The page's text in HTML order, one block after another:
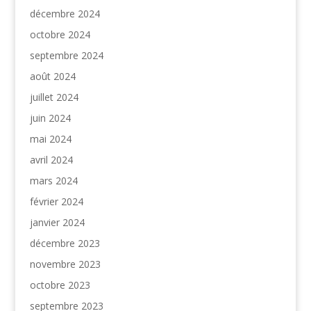
décembre 2024
octobre 2024
septembre 2024
août 2024
juillet 2024
juin 2024
mai 2024
avril 2024
mars 2024
février 2024
janvier 2024
décembre 2023
novembre 2023
octobre 2023
septembre 2023